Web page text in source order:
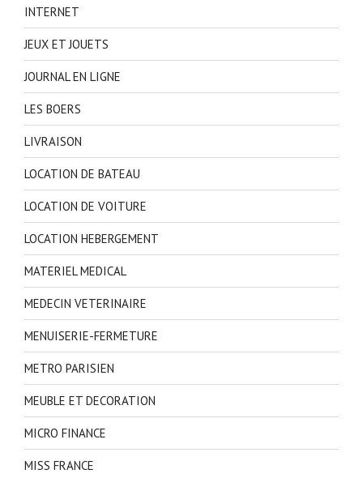
INTERNET
JEUX ET JOUETS
JOURNAL EN LIGNE
LES BOERS
LIVRAISON
LOCATION DE BATEAU
LOCATION DE VOITURE
LOCATION HEBERGEMENT
MATERIEL MEDICAL
MEDECIN VETERINAIRE
MENUISERIE-FERMETURE
METRO PARISIEN
MEUBLE ET DECORATION
MICRO FINANCE
MISS FRANCE